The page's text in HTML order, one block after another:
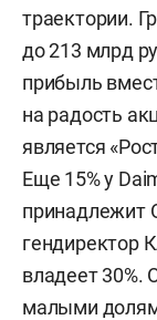
траектории.
до 213 млрд
прибыль
на радость
является
Еще 15% у
принадлежит
гендиректор
владеет 30%.
малыми